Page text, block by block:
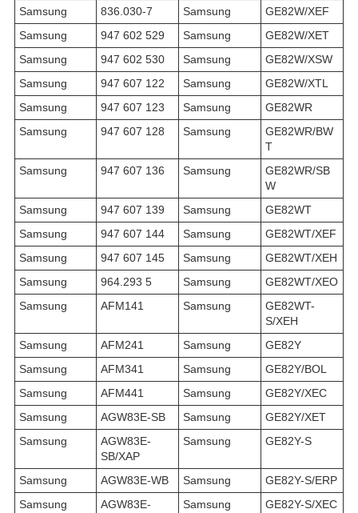
Samsung
836.030-7 Samsung
GE82W/XEF
Samsung
947 602 529 Samsung
GE82W/XET
Samsung
947 602 530 Samsung
GE82W/XSW
Samsung
947 607 122 Samsung
GE82W/XTL
Samsung
947 607 123 Samsung
GE82WR
Samsung
947 607 128 Samsung
GE82WR/BW
T
Samsung
947 607 136 Samsung
GE82WR/SB
W
Samsung
947 607 139 Samsung
GE82WT
Samsung
947 607 144 Samsung
GE82WT/XEF
Samsung
947 607 145 Samsung
GE82WT/XEH
Samsung
964.293 5 Samsung
GE82WT/XEO
Samsung
AFM141 Samsung
GE82WT-
S/XEH
Samsung
AFM241 Samsung
GE82Y
Samsung
AFM341 Samsung
GE82Y/BOL
Samsung
AFM441 Samsung
GE82Y/XEC
Samsung
AGW83E-SB Samsung
GE82Y/XET
Samsung
AGW83E-
SB/XAP
Samsung GE82Y-S
Samsung AGW83E-WB Samsung
GE82Y-S/ERP
Samsung
AGW83E-
Samsung GE82Y-S/XEC